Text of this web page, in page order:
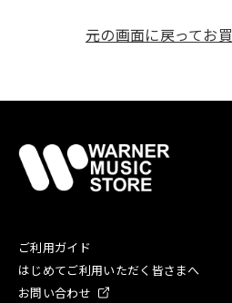
元の画面に戻ってお
ご利用ガイド
はじめてご利用いただく皆さまへ
お問い合わせ